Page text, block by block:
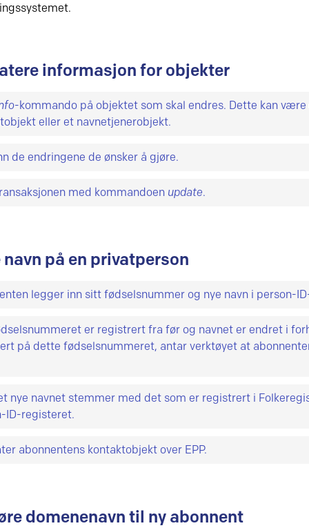
informasjon for objekter
-kommando på objektet som skal endres. Dette kan
eller et navnetjenerobjekt.
info -kommando får du se informasjonen som er registrert
er en fellesbetegnelse for entiteter i databasen. For hver
de endringene de ønsker å gjøre.
kan endres bortsett fra selve domenenavnet.
med kommandoen update.
navn på en privatperson
legger inn sitt fødselsnummer og nye navn i person-
er registrert fra før og navnet er endret i
på dette fødselsnummeret, antar verktøyet at
nye navnet stemmer med det som er registrert i
ID-registeret.
abonnentens kontaktobjekt over EPP.
domenenavn til ny abonnent